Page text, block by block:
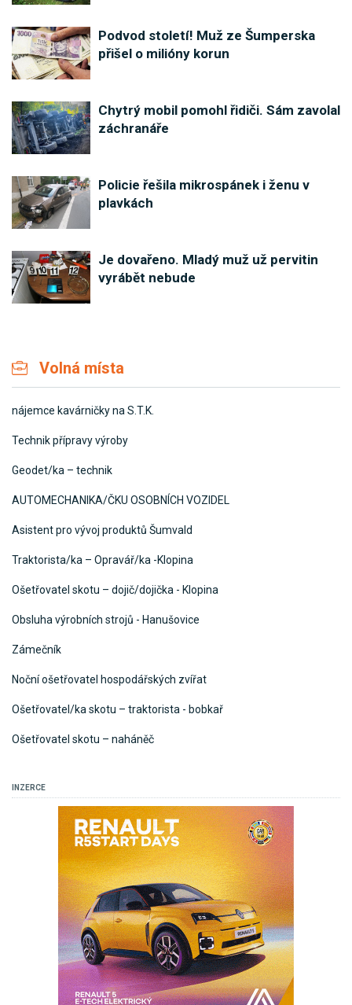
Podvod století! Muž ze Šumperska
přišel o milióny korun
Chytrý mobil pomohl řidiči. Sám zavolal
záchranáře
Policie řešila mikrospánek i ženu v
plavkách
Je dovařeno. Mladý muž už pervitin
vyrábět nebude
Volná místa
nájemce kavárničky na S.T.K.
Technik přípravy výroby
Geodet/ka – technik
AUTOMECHANIKA/ČKU OSOBNÍCH VOZIDEL
Asistent pro vývoj produktů Šumvald
Traktorista/ka – Opravář/ka -Klopina
Ošetřovatel skotu – dojič/dojička - Klopina
Obsluha výrobních strojů - Hanušovice
Zámečník
Noční ošetřovatel hospodářských zvířat
Ošetřovatel/ka skotu – traktorista - bobkař
Ošetřovatel skotu – naháněč
INZERCE